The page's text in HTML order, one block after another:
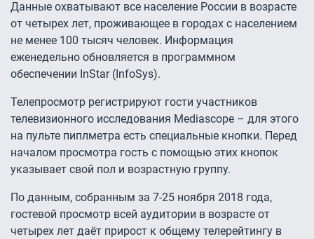
Данные охватывают все население России в возрасте
от четырех лет, проживающее в городах с населением
не менее 100 тысяч человек. Информация
еженедельно обновляется в программном
обеспечении InStar (InfoSys).
Телепросмотр регистрируют гости участников
телевизионного исследования Mediascope – для этого
на пульте пиплметра есть специальные кнопки. Перед
началом просмотра гость с помощью этих кнопок
указывает свой пол и возрастную группу.
По данным, собранным за 7-25 ноября 2018 года,
гостевой просмотр всей аудитории в возрасте от
четырех лет даёт прирост к общему телерейтингу в